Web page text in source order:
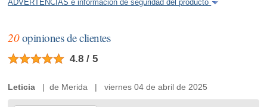
ADVERTENCIAS e información de seguridad del producto
20opiniones de clientes
4.8 / 5
Leticia | de Merida | viernes 04 de abril de 2025